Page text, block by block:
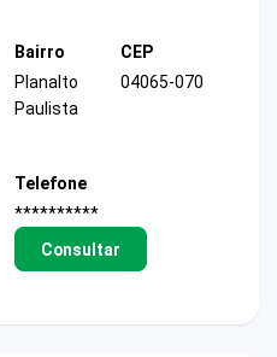
Bairro
Planalto
Paulista
CEP
04065-070
Telefone
**********
Consultar